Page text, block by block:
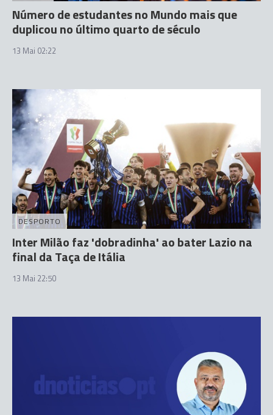
Número de estudantes no Mundo mais que
duplicou no último quarto de século
13 Mai 02:22
DESPORTO
Inter Milão faz 'dobradinha' ao bater Lazio na
final da Taça de Itália
13 Mai 22:50